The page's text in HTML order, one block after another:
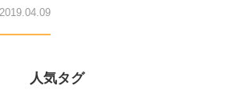
2019.04.09
人気タグ